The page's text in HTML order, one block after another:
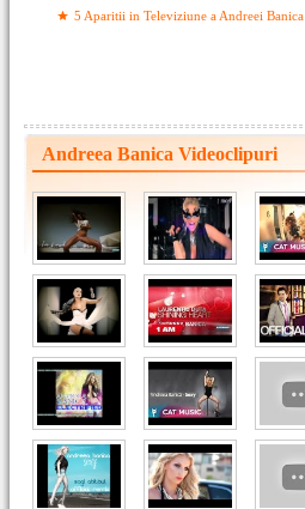
5 Aparitii in Televiziune a Andreei Banica
Andreea Banica Videoclipuri